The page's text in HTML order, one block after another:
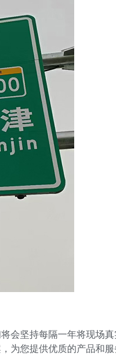
会坚持每隔一年将现场
为您提供优质的产品和服